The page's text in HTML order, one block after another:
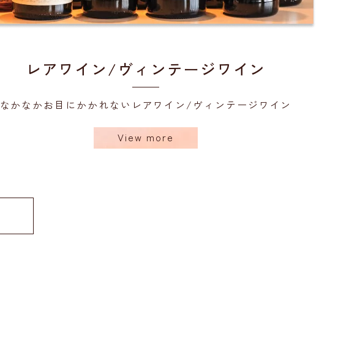
レアワイン/ヴィンテージワイン
なかなかお目にかかれない レアワイン/ヴィンテージワイン
View more